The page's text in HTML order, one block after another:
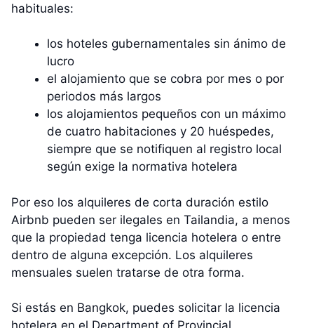
habituales:
los hoteles gubernamentales sin ánimo de
lucro
el alojamiento que se cobra por mes o por
periodos más largos
los alojamientos pequeños con un máximo
de cuatro habitaciones y 20 huéspedes,
siempre que se notifiquen al registro local
según exige la normativa hotelera
Por eso los alquileres de corta duración estilo
Airbnb pueden ser ilegales en Tailandia, a menos
que la propiedad tenga licencia hotelera o entre
dentro de alguna excepción. Los alquileres
mensuales suelen tratarse de otra forma.
Si estás en Bangkok, puedes solicitar la licencia